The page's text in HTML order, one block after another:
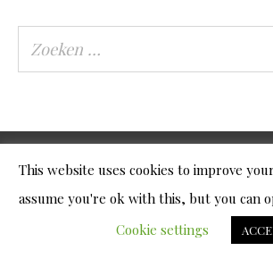
© 2026Gek op Puzzels |
|Privacy Policy |Retour
This website uses cookies to improve
assume you're ok with this, but you can
Cookie settings